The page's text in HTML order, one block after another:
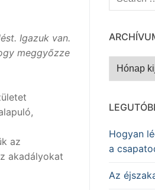
Igazuk van.
meggyőzze
az
akadályokat
Archívum
Hogyan
a
Az